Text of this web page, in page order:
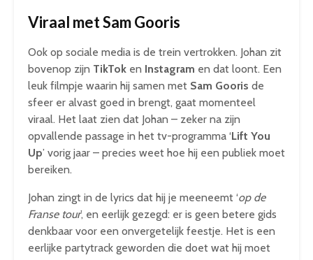
Viraal met Sam Gooris
Ook op sociale media is de trein vertrokken. Johan zit
bovenop zijn TikTok en Instagram en dat loont. Een
leuk filmpje waarin hij samen met Sam Gooris de
sfeer er alvast goed in brengt, gaat momenteel
viraal. Het laat zien dat Johan – zeker na zijn
opvallende passage in het tv-programma ‘Lift You
Up’ vorig jaar – precies weet hoe hij een publiek moet
bereiken.
Johan zingt in de lyrics dat hij je meeneemt ‘op de
Franse tour’, en eerlijk gezegd: er is geen betere gids
denkbaar voor een onvergetelijk feestje. Het is een
eerlijke partytrack geworden die doet wat hij moet